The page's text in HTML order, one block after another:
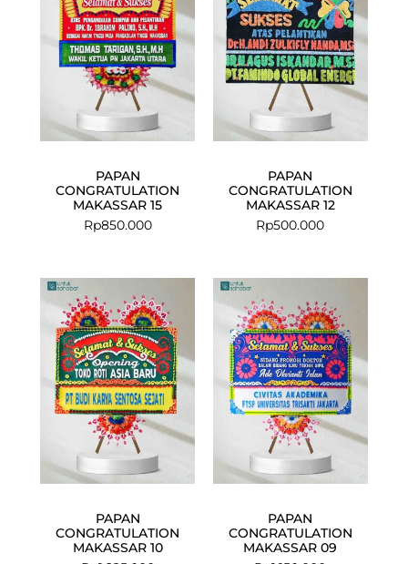
PAPAN
CONGRATULATION
MAKASSAR 15
Rp850.000
PAPAN
CONGRATULATION
MAKASSAR 12
Rp500.000
PAPAN
CONGRATULATION
MAKASSAR 10
PAPAN
CONGRATULATION
MAKASSAR 09